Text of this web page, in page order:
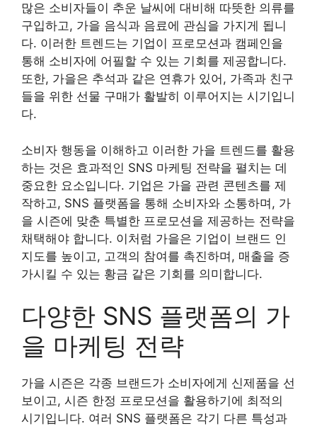
많은 소비자들이 추운 날씨에 대비해 따뜻한 의류를
구입하고, 가을 음식과 음료에 관심을 가지게 됩니
다. 이러한 트렌드는 기업이 프로모션과 캠페인을
통해 소비자에 어필할 수 있는 기회를 제공합니다.
또한, 가을은 추석과 같은 연휴가 있어, 가족과 친구
들을 위한 선물 구매가 활발히 이루어지는 시기입니
다.
소비자 행동을 이해하고 이러한 가을 트렌드를 활용
하는 것은 효과적인 SNS 마케팅 전략을 펼치는 데
중요한 요소입니다. 기업은 가을 관련 콘텐츠를 제
작하고, SNS 플랫폼을 통해 소비자와 소통하며, 가
을 시즌에 맞춘 특별한 프로모션을 제공하는 전략을
채택해야 합니다. 이처럼 가을은 기업이 브랜드 인
지도를 높이고, 고객의 참여를 촉진하며, 매출을 증
가시킬 수 있는 황금 같은 기회를 의미합니다.
다양한 SNS 플랫폼의 가
을 마케팅 전략
가을 시즌은 각종 브랜드가 소비자에게 신제품을 선
보이고, 시즌 한정 프로모션을 활용하기에 최적의
시기입니다. 여러 SNS 플랫폼은 각기 다른 특성과